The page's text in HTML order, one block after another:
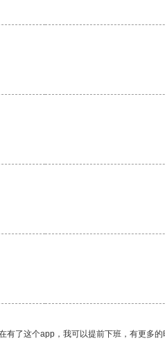
了这个app，我可以提前下班，有更多的